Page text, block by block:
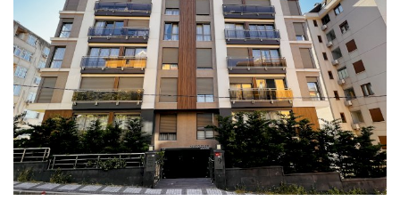
Sektörel Bilgiler
Galeri
İletişim
Türkçe